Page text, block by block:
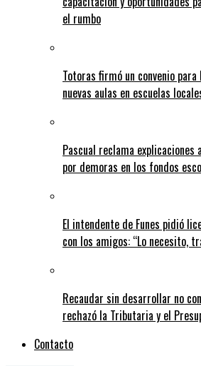
el rumbo
Totoras firmó un convenio
nuevas aulas en escuelas
Pascual reclama explicaciones
por demoras en los fondos
El intendente de Funes pidió
con los amigos: “Lo necesito,
Recaudar sin desarrollar no
rechazó la Tributaria y el
Contacto